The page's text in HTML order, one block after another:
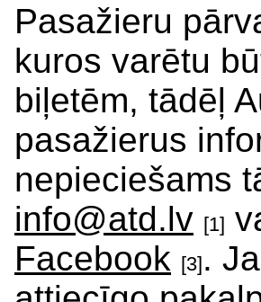
Pasažieru
kuros varētu
biļetēm, tādēļ
pasažierus
nepieciešams
info@atd.lv [1]
Facebook [3].